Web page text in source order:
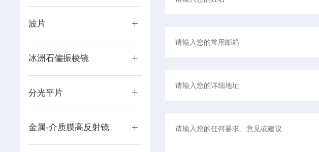
波片
冰洲石偏振棱镜
分光平片
金属-介质膜高反射镜